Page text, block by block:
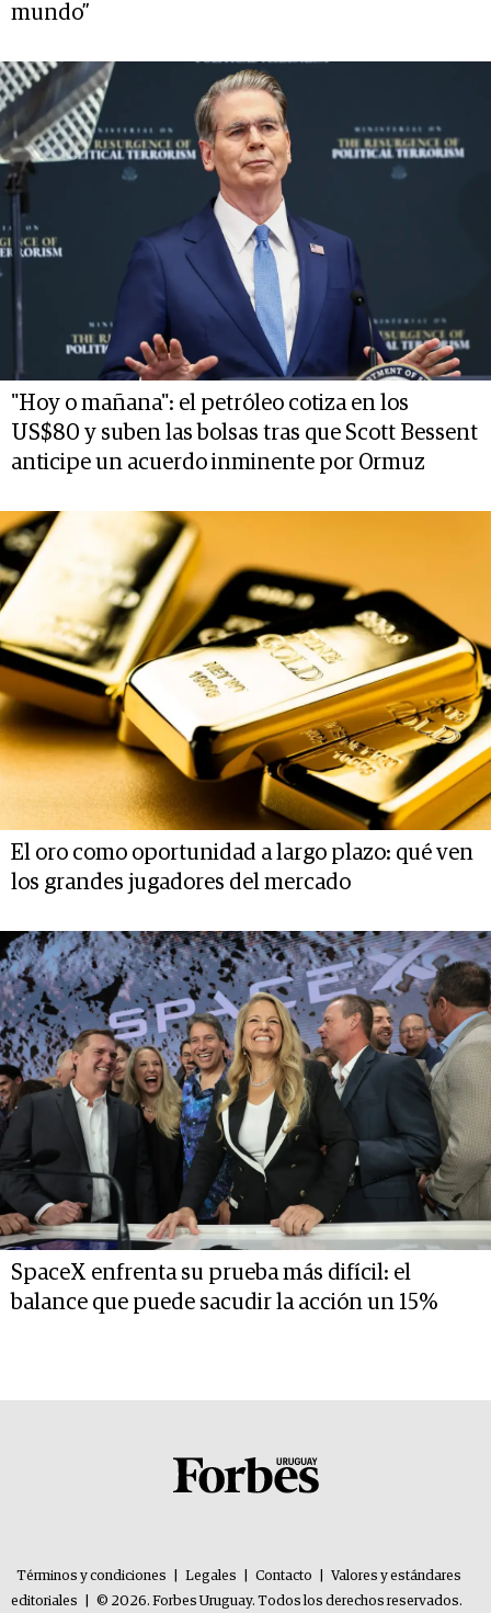
mundo”
"Hoy o mañana": el petróleo cotiza en los
US$80 y suben las bolsas tras que Scott Bessent
anticipe un acuerdo inminente por Ormuz
El oro como oportunidad a largo plazo: qué ven
los grandes jugadores del mercado
SpaceX enfrenta su prueba más difícil: el
balance que puede sacudir la acción un 15%
Términos y condiciones Legales Contacto
Valores y estándares
editoriales
© 2026. Forbes Uruguay. Todos los derechos reservados.